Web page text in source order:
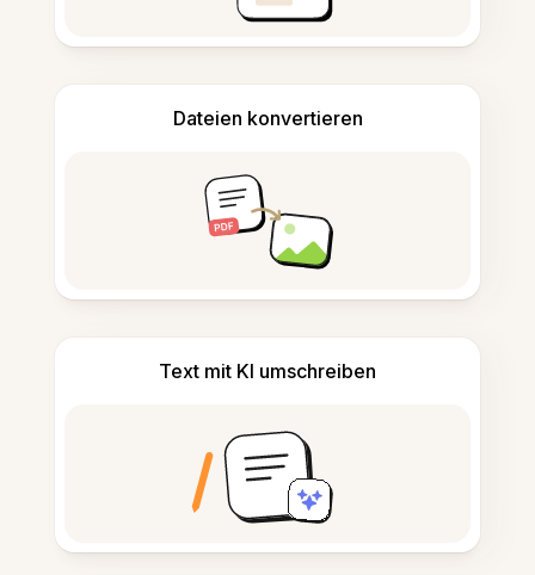
Dateien konvertieren
Text mit KI umschreiben